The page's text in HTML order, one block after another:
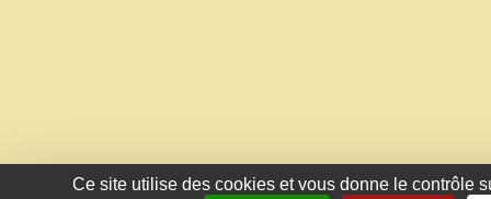
Ce site utilise des cookies et vous donne le contrôle